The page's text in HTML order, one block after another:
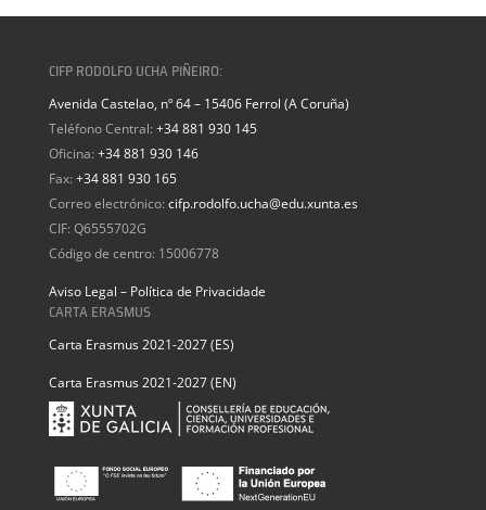
CIFP RODOLFO UCHA PIÑEIRO:
Avenida Castelao, nº 64 – 15406 Ferrol (A Coruña)
Teléfono Central: +34 881 930 145
Oficina: +34 881 930 146
Fax: +34 881 930 165
Correo electrónico: cifp.rodolfo.ucha@edu.xunta.es
CIF: Q6555702G
Código de centro: 15006778
Aviso Legal – Política de Privacidade
CARTA ERASMUS
Carta Erasmus 2021-2027 (ES)
Carta Erasmus 2021-2027 (EN)